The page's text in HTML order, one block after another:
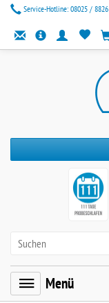
Service-Hotline: 08025 / 8826
Menü